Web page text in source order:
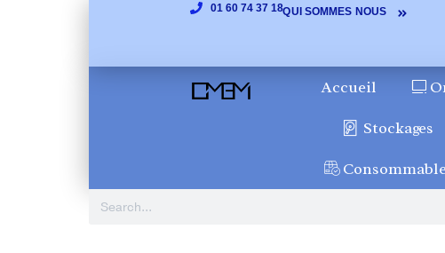
01 60 74 37 18QUI SOMMES NOUS
Accueil
Stockages